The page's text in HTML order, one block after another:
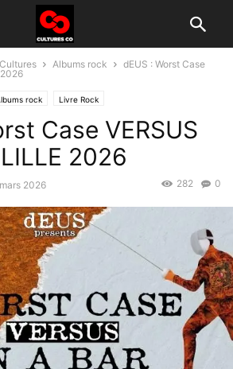
Albums rock
dEUS : Worst Case
rock Livre Rock
Live musicCase VERSUS
2026
2026 0
282